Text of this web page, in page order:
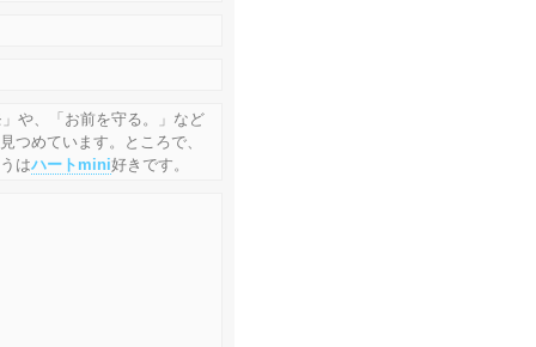
や、「お前を守る。」など
つめています。ところで、
はハートmini好きです。